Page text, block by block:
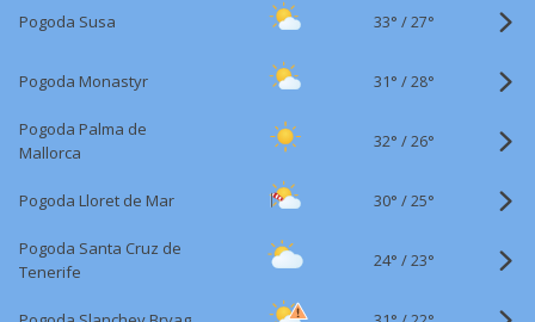
Pogoda Susa 33° /27°
Pogoda Monastyr 31° /28°
Pogoda Palma de
Mallorca
32° /26°
Pogoda Lloret de Mar 30° /25°
Pogoda Santa Cruz de
Tenerife
24° /23°